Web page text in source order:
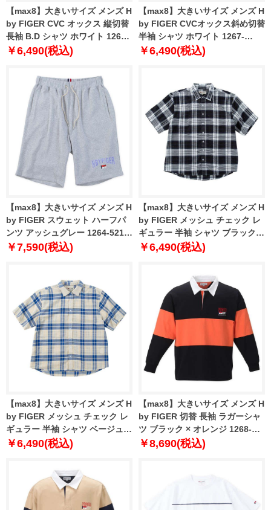
【max8】大きいサイズ メンズ H
by FIGER CVC オックス 縦切替
長袖 B.D シャツ ホワイト 1267-
4300-1 3L 4L 5L 6L 8L
￥6,490(税込)
【max8】大きいサイズ メンズ H
by FIGER CVCオックス斜め切替
半袖 シャツ ホワイト 1267-
5201-1 3L 4L 5L 6L 8L
￥6,490(税込)
【max8】大きいサイズ メンズ H
by FIGER スウェット ハーフパ
ンツ アッシュグレー 1264-5210-
1 3L 4L 5L 6L 8L
￥7,590(税込)
【max8】大きいサイズ メンズ H
by FIGER メッシュ チェック レ
ギュラー 半袖 シャツ ブラック
1267-5200-2 3L 4L 5L 6L 8L
￥6,490(税込)
【max8】大きいサイズ メンズ H
by FIGER メッシュ チェック レ
ギュラー 半袖 シャツ ベージュ
1267-5200-1 3L 4L 5L 6L 8L
￥6,490(税込)
【max8】大きいサイズ メンズ H
by FIGER 切替 長袖 ラガーシャ
ツ ブラック × オレンジ 1268-
2341-2 3L 4L 5L 6L 8L
￥8,690(税込)